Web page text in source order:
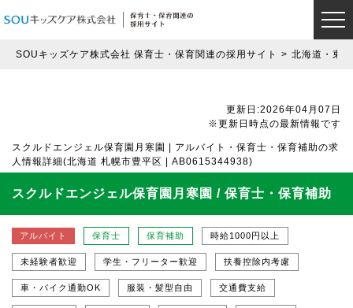
SOUキッズケア株式会社 保育士・保育関連の採用サイト 北海道・東北
更新日:2026年04月07日
※更新日時点の最新情報です
スクルドエンジェル保育園月寒園 | アルバイト・保育士・保育補助の求
人情報詳細(北海道 札幌市豊平区 | AB0615344938)
スクルドエンジェル保育園月寒園 / 保育士・保育補助
アルバイト 保育士 保育補助 時給1000円以上
未経験者歓迎 学生・フリーター歓迎 扶養控除内考慮
車・バイク通勤OK 服装・髪型自由 交通費支給